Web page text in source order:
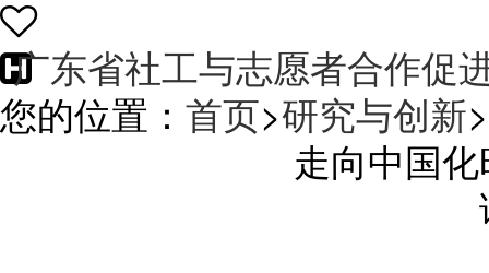
广东省社工与志愿者合作促
您的位置： 首页>研究与创新>
走向中国